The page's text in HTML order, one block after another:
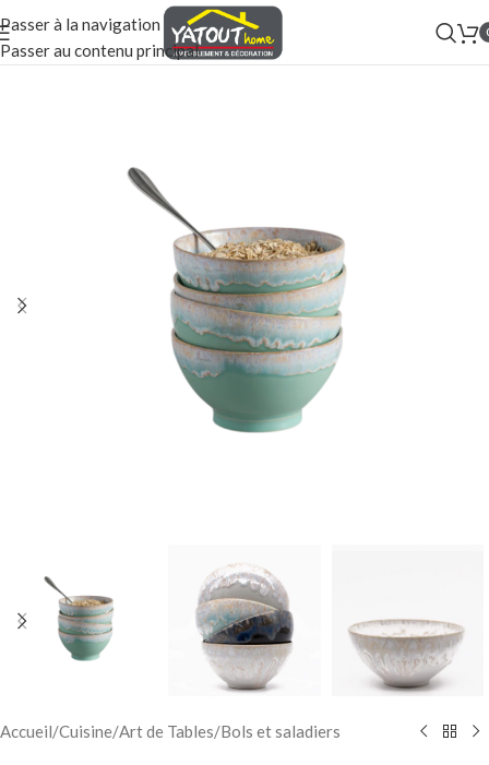
Passer à la navigation
Passer au contenu principal
Accueil/Cuisine/Art de Tables/Bols et saladiers